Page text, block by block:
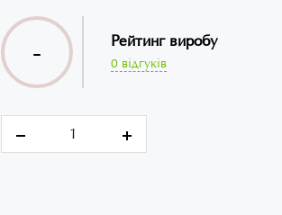
- Рейтинг виробу
0 відгуків